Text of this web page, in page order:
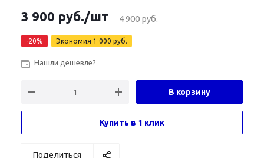
3 900 руб./шт 4 900руб.
-20% Экономия 1 000 руб.
Нашли дешевле?
В корзину
Купить в 1 клик
Поделиться